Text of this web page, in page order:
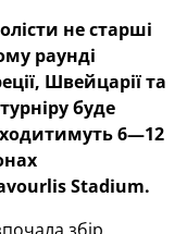
не старші
раунді
Швейцарії та
буде
6—12
Stadium.